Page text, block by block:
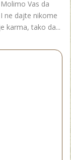
Vas da
ne dajte nikome
karma, tako da...